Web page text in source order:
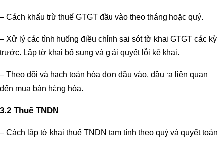
– Cách khấu trừ thuế GTGT đầu vào theo tháng hoặc quý.
– Xử lý các tình huống điều chỉnh sai sót tờ khai GTGT các kỳ
trước. Lập tờ khai bổ sung và giải quyết lỗi kê khai.
– Theo dõi và hạch toán hóa đơn đầu vào, đầu ra liên quan
đến mua bán hàng hóa.
3.2 Thuế TNDN
– Cách lập tờ khai thuế TNDN tạm tính theo quý và quyết toán